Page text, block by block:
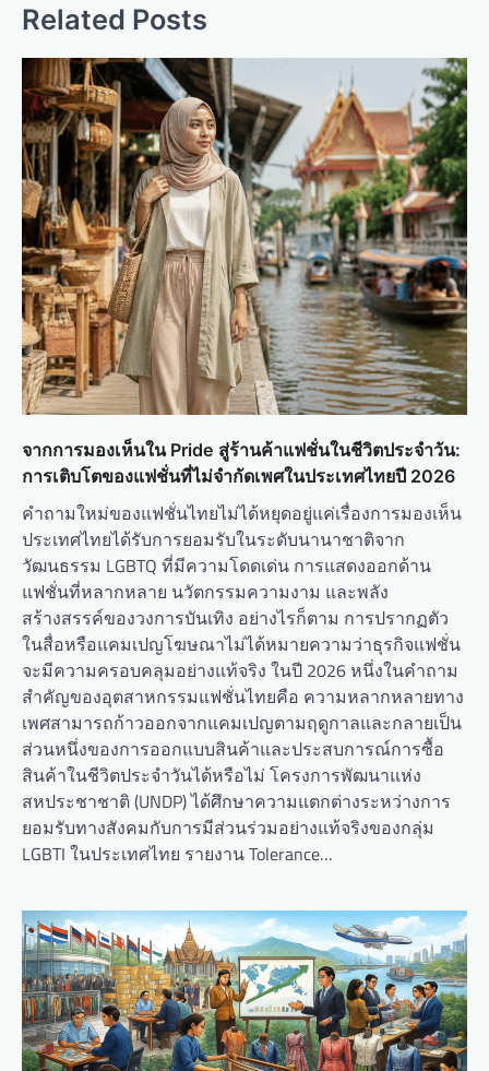
a
i
g
a
t
i
o
n
Related Posts
จากการมองเห็นใน Pride สู่ร้านค้าแฟชั่นในชีวิตประจำวัน:
การเติบโตของแฟชั่นที่ไม่จำกัดเพศในประเทศไทยปี 2026
คำถามใหม่ของแฟชั่นไทยไม่ได้หยุดอยู่แค่เรื่องการมองเห็น
ประเทศไทยได้รับการยอมรับในระดับนานาชาติจาก
วัฒนธรรม LGBTQ ที่มีความโดดเด่น การแสดงออกด้าน
แฟชั่นที่หลากหลาย นวัตกรรมความงาม และพลัง
สร้างสรรค์ของวงการบันเทิง อย่างไรก็ตาม การปรากฏตัว
ในสื่อหรือแคมเปญโฆษณาไม่ได้หมายความว่าธุรกิจแฟชั่น
จะมีความครอบคลุมอย่างแท้จริง ในปี 2026 หนึ่งในคำถาม
สำคัญของอุตสาหกรรมแฟชั่นไทยคือ ความหลากหลายทาง
เพศสามารถก้าวออกจากแคมเปญตามฤดูกาลและกลายเป็น
ส่วนหนึ่งของการออกแบบสินค้าและประสบการณ์การซื้อ
สินค้าในชีวิตประจำวันได้หรือไม่ โครงการพัฒนาแห่ง
สหประชาชาติ (UNDP) ได้ศึกษาความแตกต่างระหว่างการ
ยอมรับทางสังคมกับการมีส่วนร่วมอย่างแท้จริงของกลุ่ม
LGBTI ในประเทศไทย รายงาน Tolerance…